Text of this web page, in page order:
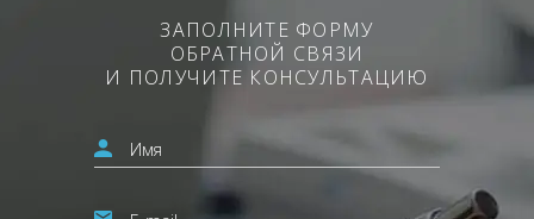
ЗАПОЛНИТЕ ФОРМУ
ОБРАТНОЙ СВЯЗИ
И ПОЛУЧИТЕ КОНСУЛЬТАЦИЮ